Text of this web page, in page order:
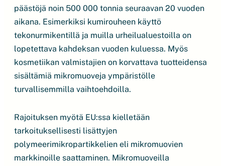
päästöjä noin 500 000 tonnia seuraavan 20 vuoden
aikana. Esimerkiksi kumirouheen käyttö
tekonurmikentillä ja muilla urheilualuestoilla on
lopetettava kahdeksan vuoden kuluessa. Myös
kosmetiikan valmistajien on korvattava tuotteidensa
sisältämiä mikromuoveja ympäristölle
turvallisemmilla vaihtoehdoilla.
Rajoituksen myötä EU:ssa kielletään
tarkoituksellisesti lisättyjen
polymeerimikropartikkelien eli mikromuovien
markkinoille saattaminen. Mikromuoveilla